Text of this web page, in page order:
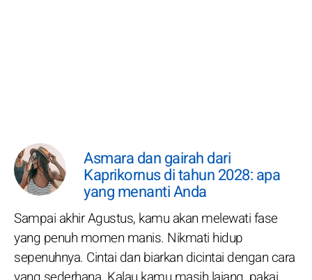
Asmara dan gairah dari
Kaprikornus di tahun 2028: apa
yang menanti Anda
Sampai akhir Agustus, kamu akan melewati fase
yang penuh momen manis. Nikmati hidup
sepenuhnya. Cintai dan biarkan dicintai dengan cara